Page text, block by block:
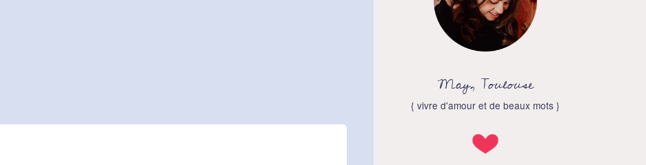
May, Toulouse
{ vivre d'amour et de beaux mots }